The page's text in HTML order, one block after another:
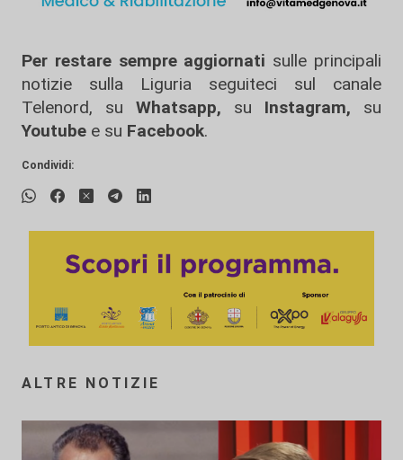
Per restare sempre aggiornati sulle principali
notizie sulla Liguria seguiteci sul canale
Telenord, su
Whatsapp, su Instagram, su
Youtube e su Facebook.
Condividi:
ALTRE NOTIZIE